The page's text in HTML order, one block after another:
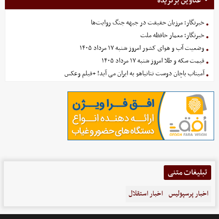
خبرنگار؛ مرزبان حقیقت در جبهه جنگ روایت‌ها
خبرنگار؛ معمار حافظه ملت
وضعیت آب و هوای کشور امروز شنبه ۱۷ مرداد ۱۴۰۵
قیمت سکه و طلا امروز شنبه ۱۷ مرداد ۱۴۰۵
آمیتاب باچان دوست نتانیاهو به ایران می آید! +فیلم وعکس
تبلیغات متنی
اخبار پرسپولیس اخبار استقلال